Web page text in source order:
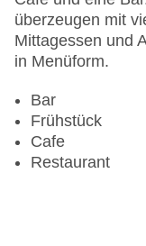
Pool, Outdoor
Zahlungsarten:
überzeugen mit
Mittagessen und
in Menüform.
Bar
Frühstück
Cafe
Restaurant